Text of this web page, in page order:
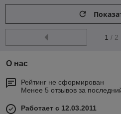
1 / 2
О нас
Рейтинг не сформирован
Менее 5 отзывов за
Работает с 12.03.2011